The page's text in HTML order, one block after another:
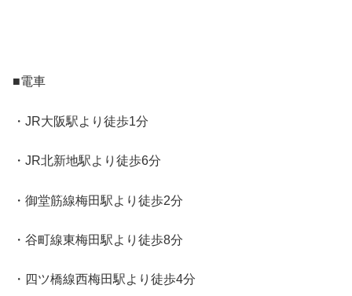
■電車
・JR大阪駅より徒歩1分
・JR北新地駅より徒歩6分
・御堂筋線梅田駅より徒歩2分
・谷町線東梅田駅より徒歩8分
・四ツ橋線西梅田駅より徒歩4分